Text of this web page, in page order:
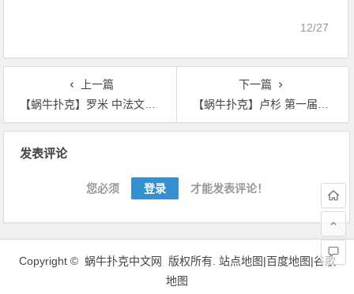
12/27
上一篇
【蜗牛扑克】罗米 中法文化亲善大使美照鉴赏
下一篇
【蜗牛扑克】卢杉 第一届环球时尚新锐大赏“年度最具潜力艺人”美照鉴赏
发表评论
您必须 登录 才能发表评论！
Copyright © 蜗牛扑克中文网 版权所有. 站点地图|百度地图|谷歌
地图